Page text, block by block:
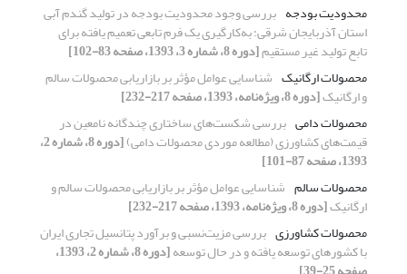
محدودیت بودجه بررسی وجود محدودیت بودجه در تولید گندم آبی
استان آذربایجان شرقی: به‌کارگیری یک فرم تابعی تعمیم یافته برای
تابع تولید غیر مستقیم[دوره 8، شماره 3، 1393، صفحه 83-102]
محصولات ارگانیک شناسایی عوامل مؤثر بر بازاریابی محصولات سالم
و ارگانیک[دوره 8، ویژه‌نامه، 1393، صفحه 217-232]
محصولات دامی بررسی شکست‌های ساختاری چندگانه نامعین در
قیمت‌های کشاورزی (مطالعه موردی محصولات دامی) [دوره 8، شماره 2،
1393، صفحه 87-101]
محصولات سالم شناسایی عوامل مؤثر بر بازاریابی محصولات سالم و
ارگانیک[دوره 8، ویژه‌نامه، 1393، صفحه 217-232]
محصولات کشاورزی بررسی مزیت‌نسبی و برآورد پتانسیل تجاری ایران
با کشورهای توسعه یافته و در حال توسعه [دوره 8، شماره 2، 1393،